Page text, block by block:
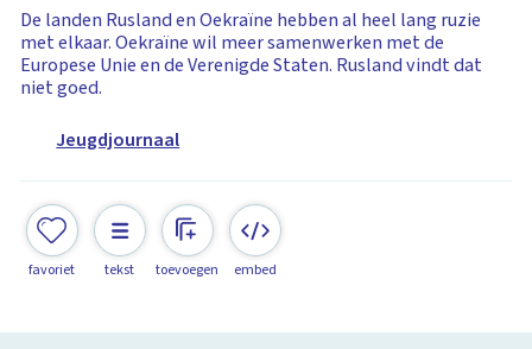
De landen Rusland en Oekraïne hebben al heel lang ruzie
met elkaar. Oekraïne wil meer samenwerken met de
Europese Unie en de Verenigde Staten. Rusland vindt dat
niet goed.
Jeugdjournaal
favoriet tekst toevoegen embed